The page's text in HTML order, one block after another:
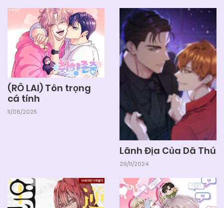
(RÔ LAI) Tôn trọng
cá tính
11/06/2025
Lãnh Địa Của Dã Thú
29/11/2024